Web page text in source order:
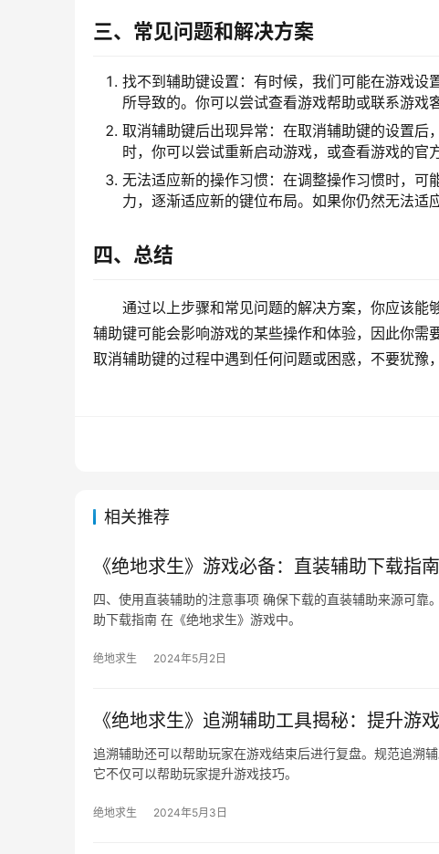
三、常见问题和解决方案
找不到辅助键设置：有时候，我们可能在游戏设
所导致的。你可以尝试查看游戏帮助或联系游戏
取消辅助键后出现异常：在取消辅助键的设置
时，你可以尝试重新启动游戏，或查看游戏的官
无法适应新的操作习惯：在调整操作习惯时，
力，逐渐适应新的键位布局。如果你仍然无法适
四、总结
通过以上步骤和常见问题的解决方案，你应该能
辅助键可能会影响游戏的某些操作和体验，因此你
取消辅助键的过程中遇到任何问题或困惑，不要犹豫
相关推荐
《绝地求生》游戏必备：直装辅助下载指
四、使用直装辅助的注意事项 确保下载的直装辅助来源可
助下载指南 在《绝地求生》游戏中。
绝地求生 2024年5月2日
《绝地求生》追溯辅助工具揭秘：提升游
追溯辅助还可以帮助玩家在游戏结束后进行复盘。规范追溯
它不仅可以帮助玩家提升游戏技巧。
绝地求生 2024年5月3日